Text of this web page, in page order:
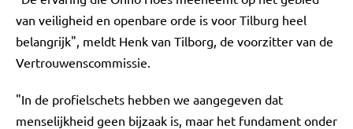
van veiligheid en openbare orde is voor Tilburg heel
belangrijk", meldt Henk van Tilborg, de voorzitter van de
Vertrouwenscommissie.
"In de profielschets hebben we aangegeven dat
menselijkheid geen bijzaak is, maar het fundament onder